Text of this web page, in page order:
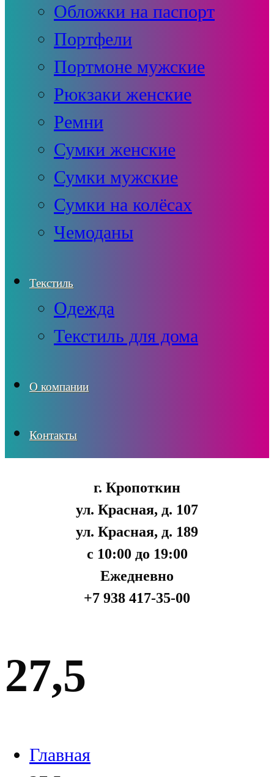
Обложки на паспорт
Портфели
Портмоне мужские
Рюкзаки женские
Ремни
Сумки женские
Сумки мужские
Сумки на колёсах
Чемоданы
Текстиль
Одежда
Текстиль для дома
О компании
Контакты
г. Кропоткин
ул. Красная, д. 107
ул. Красная, д. 189
с 10:00 до 19:00
Ежедневно
+7 938 417-35-00
27,5
Главная